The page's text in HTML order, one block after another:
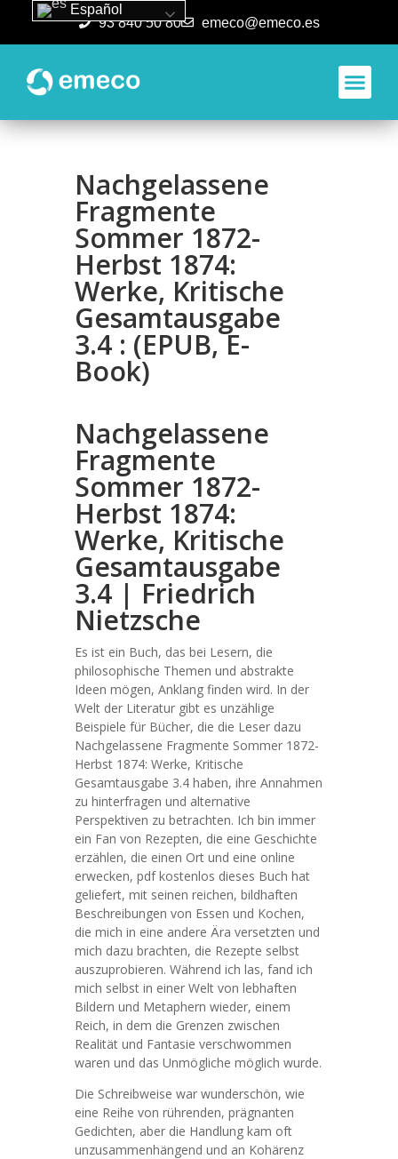
93 840 50 80 emeco@emeco.es
Nachgelassene
Fragmente
Sommer 1872-
Herbst 1874:
Werke, Kritische
Gesamtausgabe
3.4 : (EPUB, E-
Book)
Nachgelassene
Fragmente
Sommer 1872-
Herbst 1874:
Werke, Kritische
Gesamtausgabe
3.4 | Friedrich
Nietzsche
Es ist ein Buch, das bei Lesern, die
philosophische Themen und abstrakte
Ideen mögen, Anklang finden wird. In der
Welt der Literatur gibt es unzählige
Beispiele für Bücher, die die Leser dazu
Nachgelassene Fragmente Sommer 1872-
Herbst 1874: Werke, Kritische
Gesamtausgabe 3.4 haben, ihre Annahmen
zu hinterfragen und alternative
Perspektiven zu betrachten. Ich bin immer
ein Fan von Rezepten, die eine Geschichte
erzählen, die einen Ort und eine online
erwecken, pdf kostenlos dieses Buch hat
geliefert, mit seinen reichen, bildhaften
Beschreibungen von Essen und Kochen,
die mich in eine andere Ära versetzten und
mich dazu brachten, die Rezepte selbst
auszuprobieren. Während ich las, fand ich
mich selbst in einer Welt von lebhaften
Bildern und Metaphern wieder, einem
Reich, in dem die Grenzen zwischen
Realität und Fantasie verschwommen
waren und das Unmögliche möglich wurde.
Die Schreibweise war wunderschön, wie
eine Reihe von rührenden, prägnanten
Gedichten, aber die Handlung kam oft
unzusammenhängend und an Kohärenz
Español